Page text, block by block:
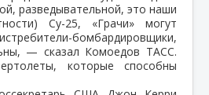
разведывательной, это наши
Су-25, «Грачи» могут
бомбардировщики,
— сказал Комоедов ТАСС.
которые способны